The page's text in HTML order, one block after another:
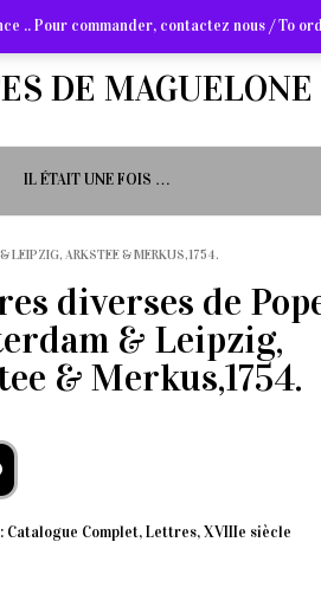
DE MAGUELONE
IL ÉTAIT UNE FOIS …
LEIPZIG, ARKSTEE & MERKUS,1754.
diverses de
& Leipzig,
& Merkus,1754.
Catalogue Complet,Lettres,XVIIIe siècle
.. Pour commander, contactez nous / To